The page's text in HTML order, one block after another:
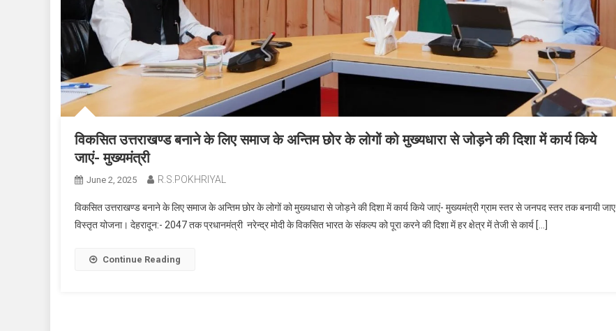
विकसित उत्तराखण्ड बनाने के लिए समाज के अन्तिम छोर के लोगों को मुख्यधारा से जोड़ने की दिशा में कार्य किये
जाएं- मुख्यमंत्री
June 2, 2025 R.S.POKHRIYAL
विकसित उत्तराखण्ड बनाने के लिए समाज के अन्तिम छोर के लोगों को मुख्यधारा से जोड़ने की दिशा में कार्य किये जाएं- मुख्यमंत्री ग्राम स्तर से जनपद स्तर तक बनायी जाए
विस्तृत योजना। देहरादून:- 2047 तक प्रधानमंत्री नरेन्द्र मोदी के विकसित भारत के संकल्प को पूरा करने की दिशा में हर क्षेत्र में तेजी से कार्य […]
Continue Reading